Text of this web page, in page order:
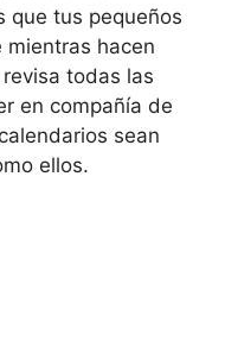
que tus pequeños
hacen
todas las
en compañía de
sean
ellos.